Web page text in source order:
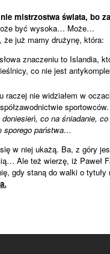
mistrzo­stwa świata, bo
być wysoka… Może…
że już mamy dru­żynę, która:
zna­cze­niu to Islan­dia,
co nie jest
raczej nie widzia­łem w
spor­tow­ców.
co na śnia­da­nie,
spo­rego pań­stwa…
w niej ukażą. Ba, z góry
Ale też wie­rzę, iż Paweł
gdy staną do walki o